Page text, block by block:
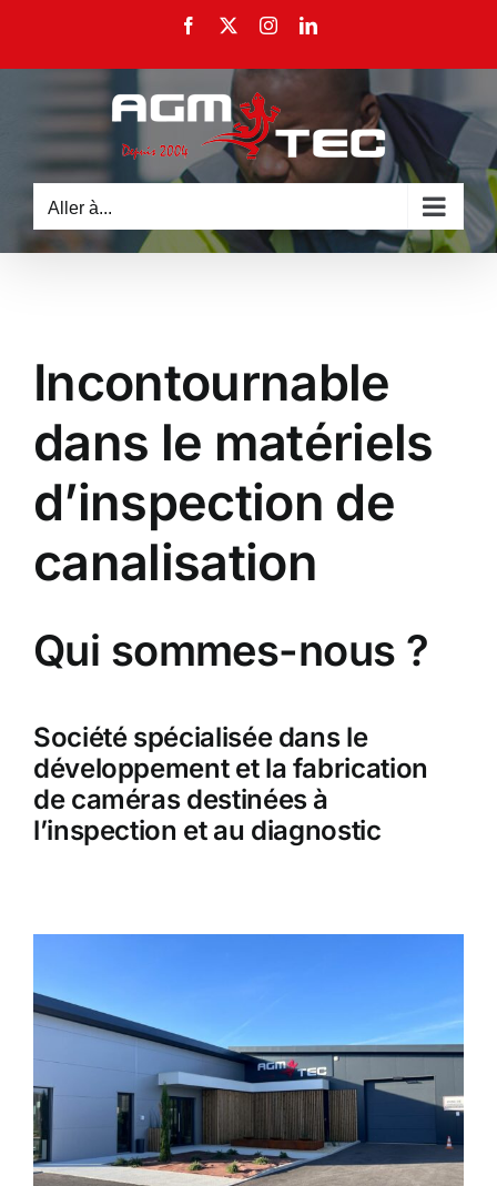
contenu
Facebook InstagramLinkedIn
Aller à...
Incontournable
dans le matériels
d’inspection de
canalisation
Qui sommes-nous ?
Société spécialisée dans le
développement et la fabrication
de caméras destinées à
l’inspection et au diagnostic